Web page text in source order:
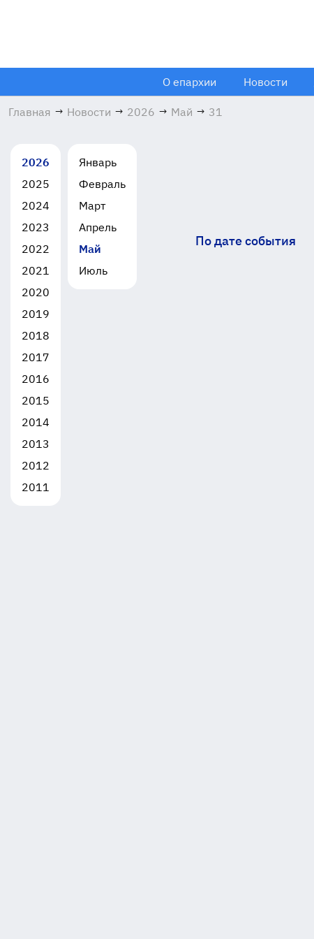
О епархии Новости
Главная → Новости → 2026 → Май → 31
2026
2025
2024
2023
2022
2021
2020
2019
2018
2017
2016
2015
2014
2013
2012
2011
Январь
Февраль
Март
Апрель
Май
Июль
По дате события